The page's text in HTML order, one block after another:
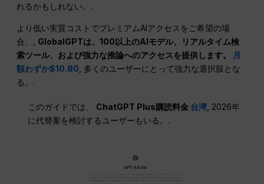
れるかもしれない。.
より低い実質コストでプレミアムAIアクセスをご希望の場
合、, GlobalGPTは、100以上のAIモデル、リアルタイム検
索ツール、および強力な推論へのアクセスを提供します。
月
額わずか$10.80 , 多くのユーザーにとって強力な選択肢とな
る。.
このガイドでは、 ChatGPT Plus購読料金 台湾 , 2026年
に代替案を検討するユーザーもいる。.